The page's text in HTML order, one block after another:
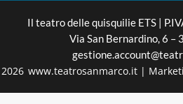
Il teatro delle quisquilieETS |
Via San Bernardino, 6 –
2026 www.teatrosanmarco.it |